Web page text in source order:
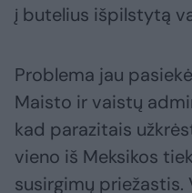
į butelius išpilstytą
Problema jau
Maisto ir vaistų
kad parazitais
vieno iš Meksikos
susirgimų priežastis.